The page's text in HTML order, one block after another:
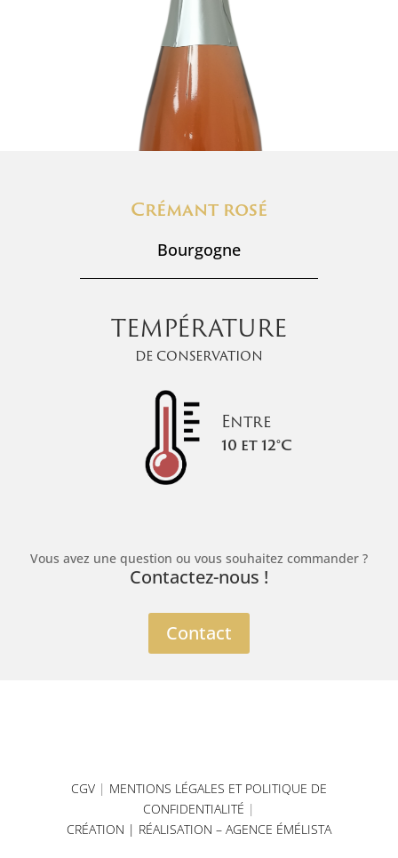
Crémant rosé
Bourgogne
TEMPÉRATURE
de conservation
Entre
10 et 12°C
Vous avez une question ou vous souhaitez commander ?
Contactez-nous !
Contact
CGV| MENTIONS LÉGALES ET POLITIQUE DE
CONFIDENTIALITÉ |
CRÉATION | RÉALISATION – AGENCE ÉMÉLISTA